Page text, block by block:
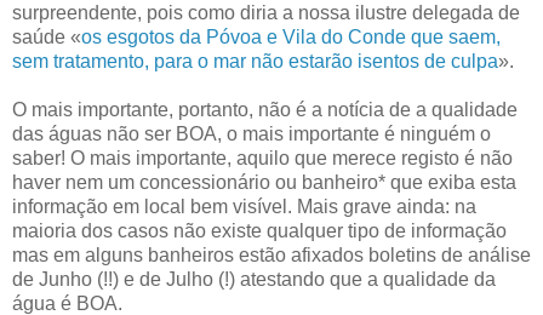
surpreendente, pois como diria a nossa ilustre delegada de
saúde «os esgotos da Póvoa e Vila do Conde que saem,
sem tratamento, para o mar não estarão isentos de culpa».
O mais importante, portanto, não é a notícia de a qualidade
das águas não ser BOA, o mais importante é ninguém o
saber! O mais importante, aquilo que merece registo é não
haver nem um concessionário ou banheiro* que exiba esta
informação em local bem visível. Mais grave ainda: na
maioria dos casos não existe qualquer tipo de informação
mas em alguns banheiros estão afixados boletins de análise
de Junho (!!) e de Julho (!) atestando que a qualidade da
água é BOA.